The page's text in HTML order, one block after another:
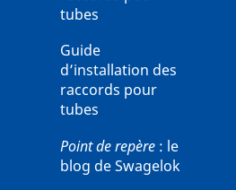
tubes
Guide
d’installation des
raccords pour
tubes
Point de repère : le
blog de Swagelok